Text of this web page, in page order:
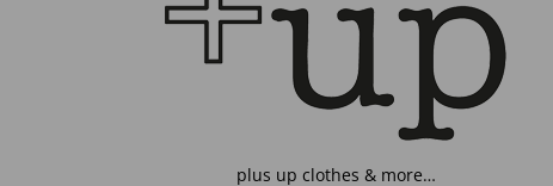
plus up clothes & more…